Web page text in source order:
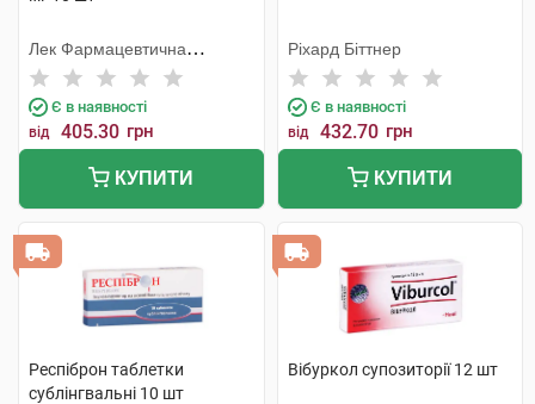
Лек Фармацевтична
компанія
Є в наявності
від 405.30 грн
КУПИТИ
Ріхард Біттнер
Є в наявності
від 432.70 грн
КУПИТИ
Респіброн таблетки
сублінгвальні 10 шт
Вібуркол супозиторії 12 шт